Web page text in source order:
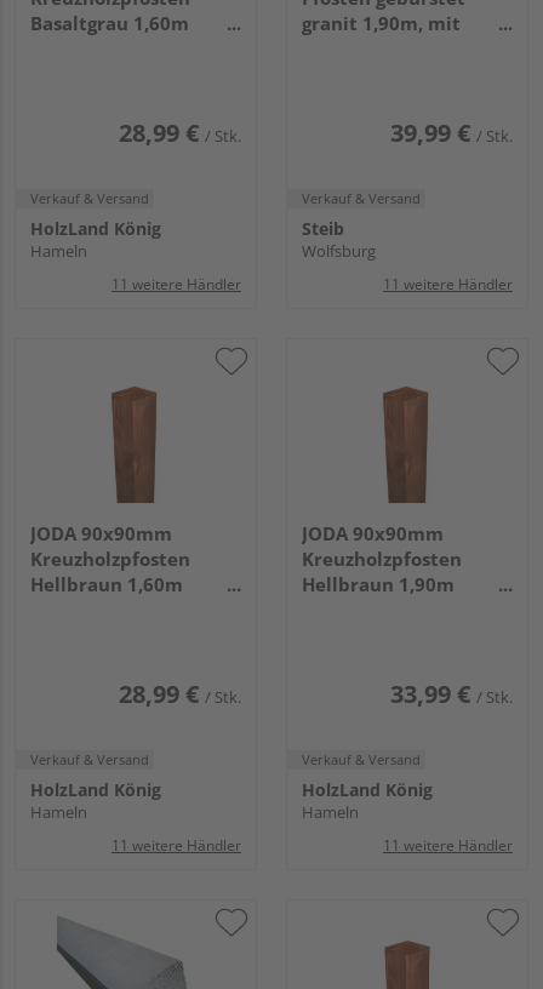
Basaltgrau 1,60m
28,99 € / Stk.
Verkauf & Versand
HolzLand König
Hameln
11 weitere Händler
granit 1,90m, mit
39,99 € / Stk.
Verkauf & Versand
Steib
Wolfsburg
11 weitere Händler
JODA 90x90mm
Kreuzholzpfosten
Hellbraun 1,60m
28,99 € / Stk.
Verkauf & Versand
HolzLand König
Hameln
11 weitere Händler
JODA 90x90mm
Kreuzholzpfosten
Hellbraun 1,90m
33,99 € / Stk.
Verkauf & Versand
HolzLand König
Hameln
11 weitere Händler